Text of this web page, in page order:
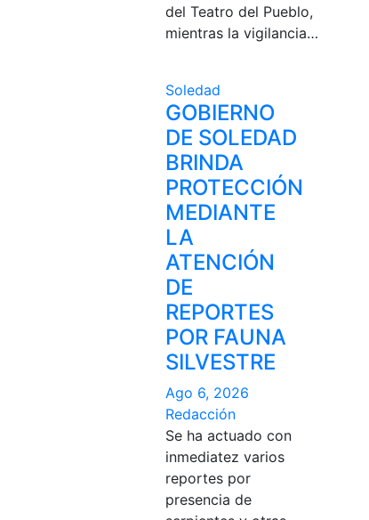
del Teatro del Pueblo,
mientras la vigilancia…
Soledad
GOBIERNO
DE SOLEDAD
BRINDA
PROTECCIÓN
MEDIANTE
LA
ATENCIÓN
DE
REPORTES
POR FAUNA
SILVESTRE
Ago 6, 2026
Redacción
Se ha actuado con
inmediatez varios
reportes por
presencia de